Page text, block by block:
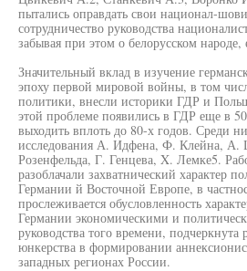
пытались оправдать свои национал-
сотрудничество руководства
забывая при этом о белорусском
Значительный вклад в изучение
эпоху первой мировой войны, в том
политики, внесли историки ГДР и
этой проблеме появились в ГДР еще в
выходить вплоть до 80-х годов. Среди
исследования А. Идфена, Ф. Клейна, А.
Розенфельда, Г. Генцева, X. Лемке5.
разоблачали захватнический характер
Германии й Восточной Европе, в
прослеживается обусловленность
Германии экономическими и
руководства того времени,
юнкерства в формировании
западных регионах России.